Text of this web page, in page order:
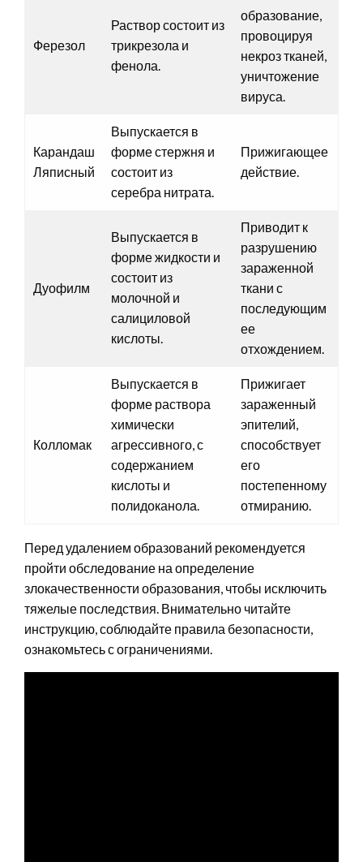
Ферезол
Раствор состоит из
трикрезола и
фенола.
образование,
провоцируя
некроз тканей,
уничтожение
вируса.
Карандаш
Ляписный
Выпускается в
форме стержня и
состоит из
серебра нитрата.
Прижигающее
действие.
Дуофилм
Выпускается в
форме жидкости и
состоит из
молочной и
салициловой
кислоты.
Приводит к
разрушению
зараженной
ткани с
последующим
ее
отхождением.
Колломак
Выпускается в
форме раствора
химически
агрессивного, с
содержанием
кислоты и
полидоканола.
Прижигает
зараженный
эпителий,
способствует
его
постепенному
отмиранию.
Перед удалением образований рекомендуется
пройти обследование на определение
злокачественности образования, чтобы исключить
тяжелые последствия. Внимательно читайте
инструкцию, соблюдайте правила безопасности,
ознакомьтесь с ограничениями.